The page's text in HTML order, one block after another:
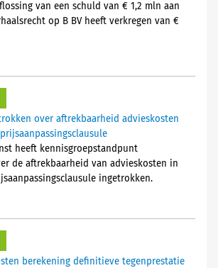
van een schuld van € 1,2 mln aan
op B BV heeft verkregen van €
over aftrekbaarheid advieskosten
heeft kennisgroepstandpunt
de aftrekbaarheid van advieskosten in
ingetrokken.
berekening definitieve tegenprestatie